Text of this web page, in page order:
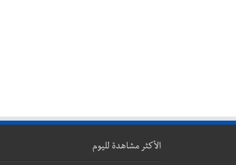
الأكثر مشاهدة لليوم